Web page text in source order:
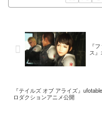
『
ス
『テイルズ オブ アライズ』
ロダクションアニメ公開